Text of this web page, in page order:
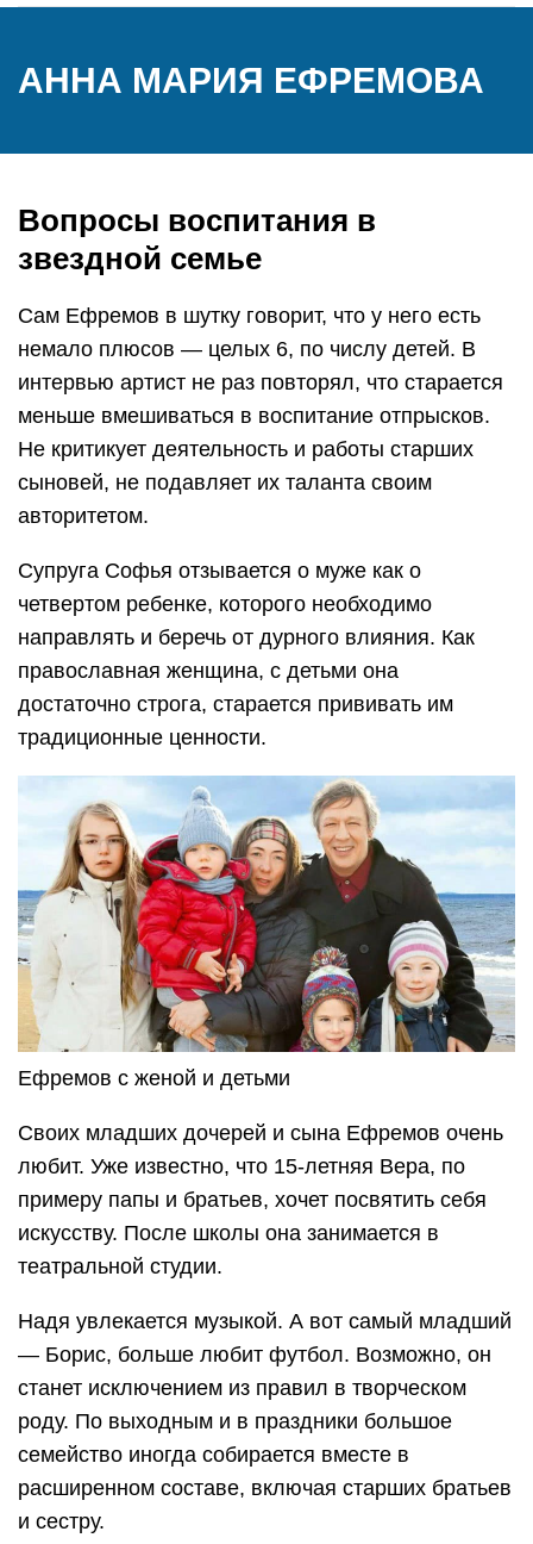
АННА МАРИЯ ЕФРЕМОВА
Вопросы воспитания в
звездной семье
Сам Ефремов в шутку говорит, что у него есть
немало плюсов — целых 6, по числу детей. В
интервью артист не раз повторял, что старается
меньше вмешиваться в воспитание отпрысков.
Не критикует деятельность и работы старших
сыновей, не подавляет их таланта своим
авторитетом.
Супруга Софья отзывается о муже как о
четвертом ребенке, которого необходимо
направлять и беречь от дурного влияния. Как
православная женщина, с детьми она
достаточно строга, старается прививать им
традиционные ценности.
Ефремов с женой и детьми
Своих младших дочерей и сына Ефремов очень
любит. Уже известно, что 15-летняя Вера, по
примеру папы и братьев, хочет посвятить себя
искусству. После школы она занимается в
театральной студии.
Надя увлекается музыкой. А вот самый младший
— Борис, больше любит футбол. Возможно, он
станет исключением из правил в творческом
роду. По выходным и в праздники большое
семейство иногда собирается вместе в
расширенном составе, включая старших братьев
и сестру.